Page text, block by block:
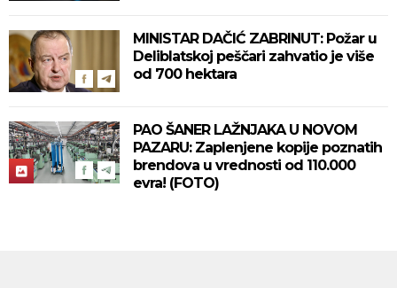
MINISTAR DAČIĆ ZABRINUT: Požar u
Deliblatskoj peščari zahvatio je više
od 700 hektara
PAO ŠANER LAŽNJAKA U NOVOM
PAZARU: Zaplenjene kopije poznatih
brendova u vrednosti od 110.000
evra! (FOTO)